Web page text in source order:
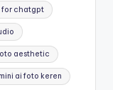
for chatgpt
aesthetic
ai foto keren